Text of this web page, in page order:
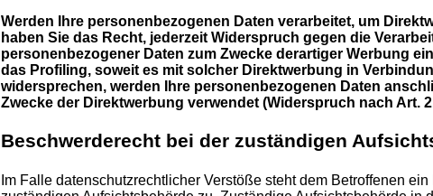
Werden Ihre personenbezogenen Daten verarbeitet, um
haben Sie das Recht, jederzeit Widerspruch gegen die
personenbezogener Daten zum Zwecke derartiger Werbung
das Profiling, soweit es mit solcher Direktwerbung in
widersprechen, werden Ihre personenbezogenen Daten
Zwecke der Direktwerbung verwendet (Widerspruch nach Art.
Beschwerderecht bei der zuständigen
Im Falle datenschutzrechtlicher Verstöße steht dem Betroffenen